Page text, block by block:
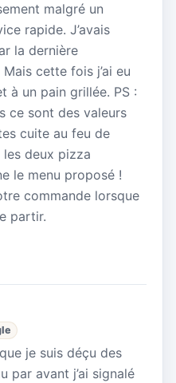
malgré un
rapide. J’avais
la dernière
cette fois j’ai eu
à un pain grillée. PS :
ce sont des valeurs
cuite au feu de
deux pizza
le menu proposé !
commande lorsque
partir.
je suis déçu des
par avant j’ai signalé